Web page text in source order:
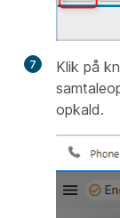
7 Klik på
opkald.